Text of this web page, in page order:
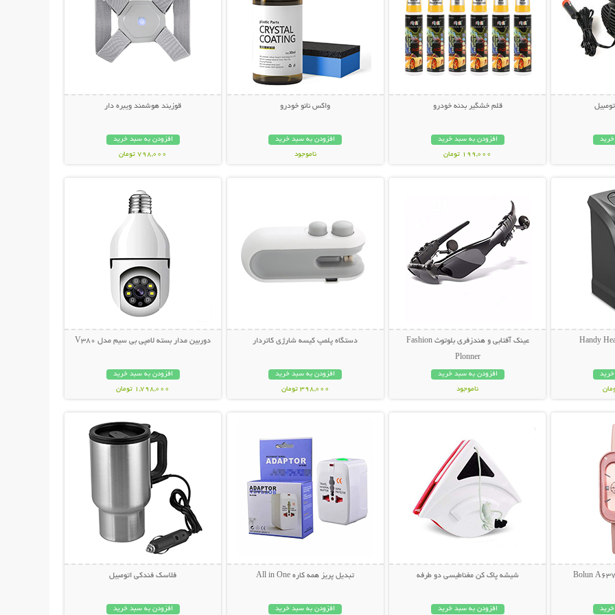
قلم خشگیر بدنه خودرو
افزودن به سبد خرید
199,000 تومان
واکس نانو خودرو
افزودن به سبد خرید
ناموجود
قوزبند هوشمند ویبره دار
افزودن به سبد خرید
798,000 تومان
عینک آفتابی و هندزفری بلوتوث Fashion
Plonner
افزودن به سبد خرید
ناموجود
دستگاه پلمپ کیسه شارژی کاتردار
افزودن به سبد خرید
398,000 تومان
دوربین مدار بسته لامپی بی سیم مدل V380
افزودن به سبد خرید
1,798,000 تومان
شیشه پاک کن مغناطیسی دو طرفه
افزودن به سبد خرید
تبدیل پریز همه کاره All in One
افزودن به سبد خرید
فلاسک فندکی اتومبیل
افزودن به سبد خرید